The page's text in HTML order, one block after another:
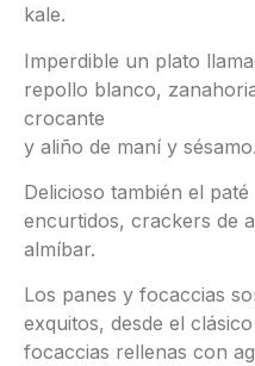
kale.
Imperdible un plato
repollo blanco,
crocante
y aliño de maní y sésamo.
Delicioso también el
encurtidos, crackers de
almíbar.
Los panes y focaccias
exquitos, desde el
focaccias rellenas con